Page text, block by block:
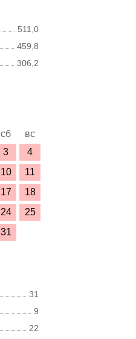
511,0
459,8
306,2
сб
вс
3
4
10
11
17
18
24
25
31
31
9
22